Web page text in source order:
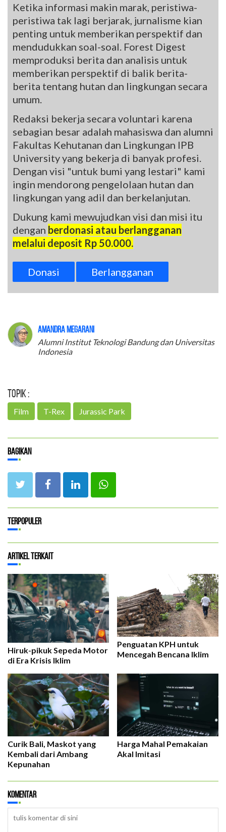
Ketika informasi makin marak, peristiwa-
peristiwa tak lagi berjarak, jurnalisme kian
penting untuk memberikan perspektif dan
mendudukkan soal-soal. Forest Digest
memproduksi berita dan analisis untuk
memberikan perspektif di balik berita-
berita tentang hutan dan lingkungan secara
umum.
Redaksi bekerja secara voluntari karena
sebagian besar adalah mahasiswa dan alumni
Fakultas Kehutanan dan Lingkungan IPB
University yang bekerja di banyak profesi.
Dengan visi "untuk bumi yang lestari" kami
ingin mendorong pengelolaan hutan dan
lingkungan yang adil dan berkelanjutan.
Dukung kami mewujudkan visi dan misi itu
dengan berdonasi atau berlangganan
melalui deposit Rp 50.000.
Donasi Berlangganan
Amandra Megarani
Alumni Institut Teknologi Bandung dan Universitas
Indonesia
Topik :
Film T-Rex Jurassic Park
Bagikan
Terpopuler
Artikel Terkait
Hiruk-pikuk Sepeda Motor
di Era Krisis Iklim
Penguatan KPH untuk
Mencegah Bencana Iklim
Curik Bali, Maskot yang
Kembali dari Ambang
Kepunahan
Harga Mahal Pemakaian
Akal Imitasi
Komentar